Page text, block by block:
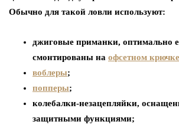
Обычно для такой ловли используют:
джиговые приманки, оптимально
смонтированы на офсетном крючке
воблеры;
попперы;
колебалки-незацепляйки,
защитными функциями;